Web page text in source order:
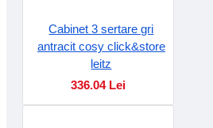
Cabinet 3 sertare gri
antracit cosy click&store
leitz
336.04 Lei